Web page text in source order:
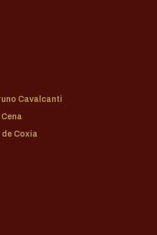
Cavalcanti
de Coxia